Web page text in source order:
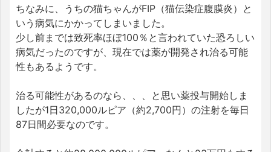
ちなみに、うちの猫ちゃんがFIP（猫伝染症腹膜炎）と
いう病気にかかってしまいました。
少し前までは致死率ほぼ100％と言われていた恐ろしい
病気だったのですが、現在では薬が開発され治る可能
性もあるようです。
治る可能性があるのなら、、、と思い薬投与開始しま
したが1日320,000ルピア（約2,700円）の注射を毎日
87日間必要なのです。